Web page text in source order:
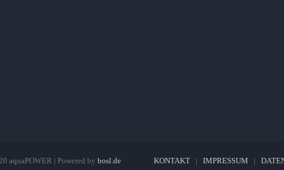
aquaPOWER | Powered by bosl.de KONTAKT | IMPRESSUM |